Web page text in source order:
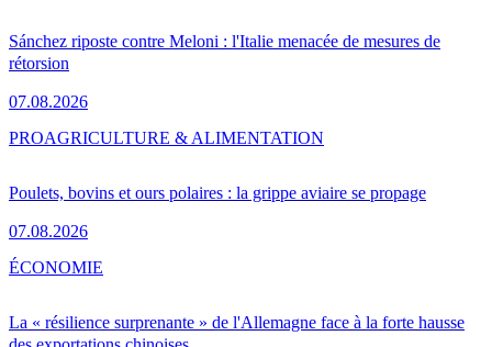
Sánchez riposte contre Meloni : l'Italie menacée de mesures de
rétorsion
07.08.2026
Poulets, bovins et ours polaires : la grippe aviaire se propage
07.08.2026
PROAGRICULTURE & ALIMENTATION
La « résilience surprenante » de l'Allemagne face à la forte hausse
ÉCONOMIE